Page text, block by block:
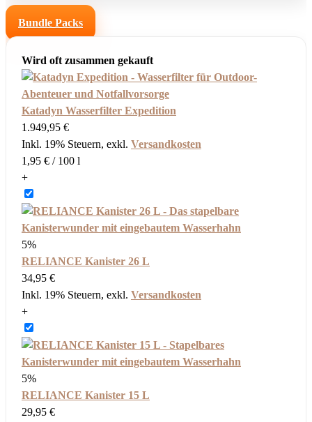
Bundle Packs
Wird oft zusammen gekauft
Katadyn Wasserfilter Expedition
1.949,95 €
Inkl. 19% Steuern, exkl. Versandkosten
1,95 € / 100 l
+
5%
RELIANCE Kanister 26 L
34,95 €
Inkl. 19% Steuern, exkl. Versandkosten
+
5%
RELIANCE Kanister 15 L
29,95 €